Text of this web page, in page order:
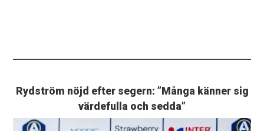
Rydström nöjd efter segern: ”Många känner sig
värdefulla och sedda”